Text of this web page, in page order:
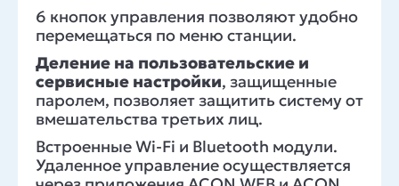
6 кнопок управления позволяют удобно
перемещаться по меню станции.
Деление на пользовательские и
сервисные настройки, защищенные
паролем, позволяет защитить систему от
вмешательства третьих лиц.
Встроенные Wi-Fi и Bluetooth модули.
Удаленное управление осуществляется